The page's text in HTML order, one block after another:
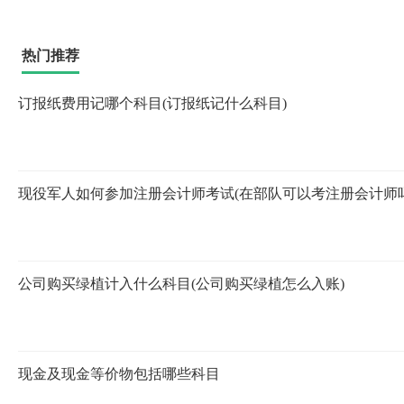
热门推荐
订报纸费用记哪个科目(订报纸记什么科目)
现役军人如何参加注册会计师考试(在部队可以考注册会计师
公司购买绿植计入什么科目(公司购买绿植怎么入账)
现金及现金等价物包括哪些科目